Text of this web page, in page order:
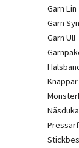
Garn Lin
Garn
Garn Ull
Knappar